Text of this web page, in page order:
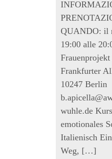
QUANDO: il
19:00 alle
Frankfurter
10247 Berlin
wuhle.de
emotionales
Italienisch
Weg, […]